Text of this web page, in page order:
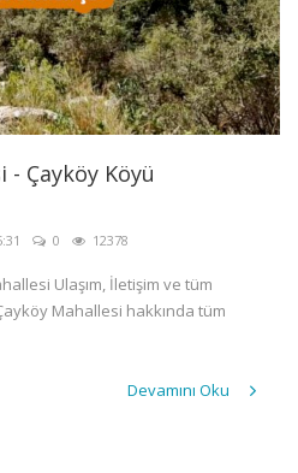
- Çayköy Köyü
0 12378
Ulaşım, İletişim ve tüm
Mahallesi hakkında tüm
Devamını Oku